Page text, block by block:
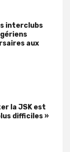
interclubs
aux
la JSK est
difficiles »